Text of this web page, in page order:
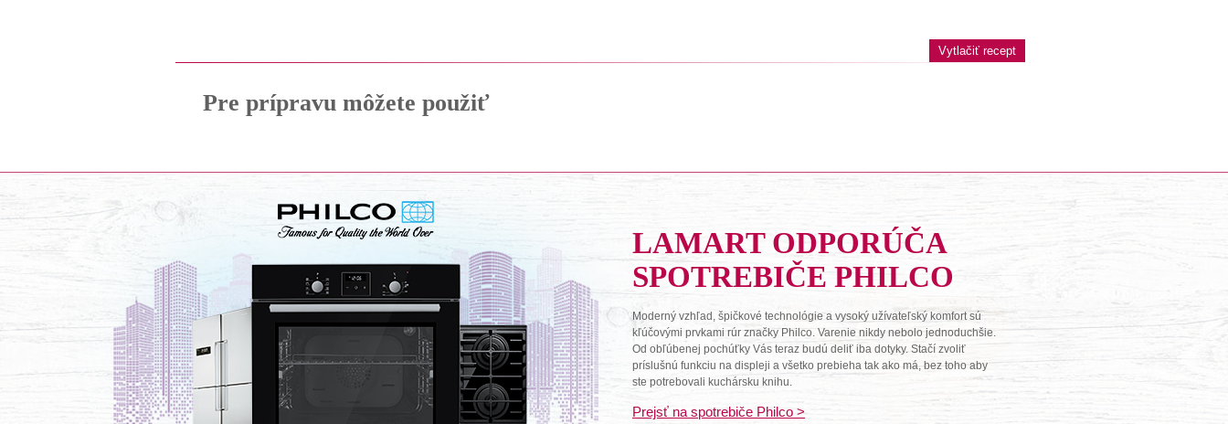
Vytlačiť recept
Pre prípravu môžete použiť
LAMART ODPORÚČA
SPOTREBIČE PHILCO
Moderný vzhľad, špičkové technológie a vysoký užívateľský komfort sú
kľúčovými prvkami rúr značky Philco. Varenie nikdy nebolo jednoduchšie.
Od obľúbenej pochúťky Vás teraz budú deliť iba dotyky. Stačí zvoliť
príslušnú funkciu na displeji a všetko prebieha tak ako má, bez toho aby
ste potrebovali kuchársku knihu.
Prejsť na spotrebiče Philco >